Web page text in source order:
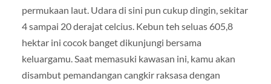
permukaan laut. Udara di sini pun cukup dingin, sekitar
4 sampai 20 derajat celcius. Kebun teh seluas 605,8
hektar ini cocok banget dikunjungi bersama
keluargamu. Saat memasuki kawasan ini, kamu akan
disambut pemandangan cangkir raksasa dengan